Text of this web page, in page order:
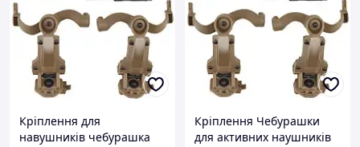
Кріплення для
навушників чебурашка
Кріплення Чебурашки
для активних наушників